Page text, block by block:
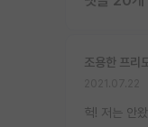
조용한 프리
헉! 저는 안